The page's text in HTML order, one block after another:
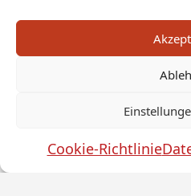
Cookie-Richtlinie
Haftungsausschluss